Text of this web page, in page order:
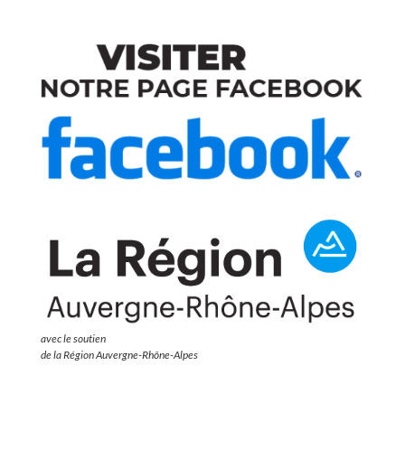
avec le soutien
de la Région Auvergne-Rhône-Alpes